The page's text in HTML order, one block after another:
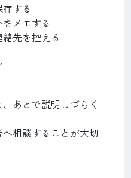
する
メモする
先を控える
あとで説明しづらく
相談することが大切